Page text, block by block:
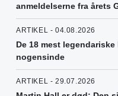
anmeldelserne fra årets
ARTIKEL - 04.08.2026
De 18 mest
nogensinde
ARTIKEL - 29.07.2026